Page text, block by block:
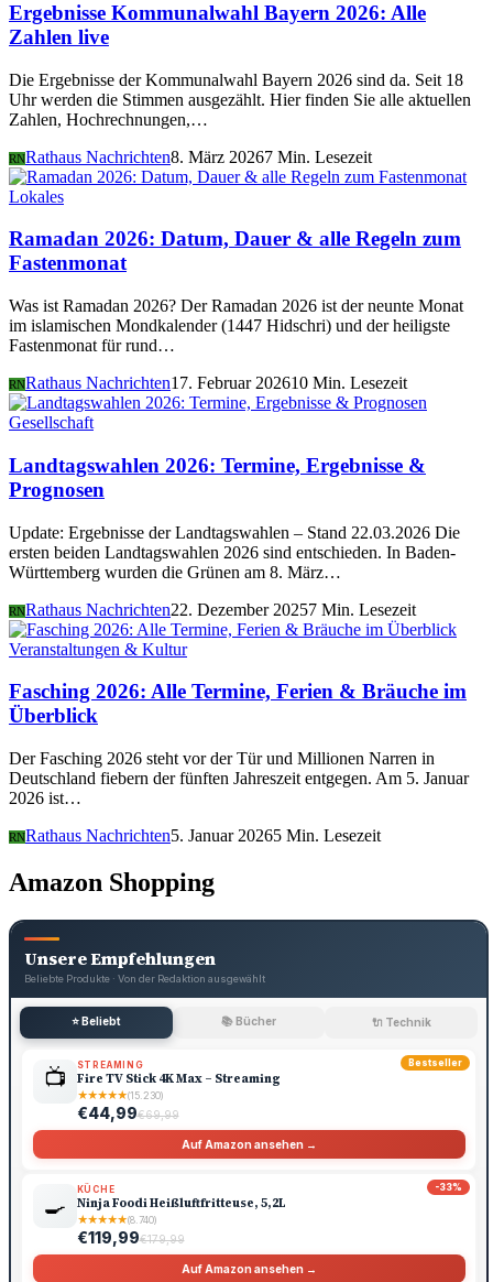
Ergebnisse Kommunalwahl Bayern 2026: Alle
Zahlen live
Die Ergebnisse der Kommunalwahl Bayern 2026 sind da. Seit 18
Uhr werden die Stimmen ausgezählt. Hier finden Sie alle aktuellen
Zahlen, Hochrechnungen,…
RNRathaus Nachrichten8. März 20267 Min. Lesezeit
Lokales
Ramadan 2026: Datum, Dauer & alle Regeln zum
Fastenmonat
Was ist Ramadan 2026? Der Ramadan 2026 ist der neunte Monat
im islamischen Mondkalender (1447 Hidschri) und der heiligste
Fastenmonat für rund…
RNRathaus Nachrichten17. Februar 202610 Min. Lesezeit
Gesellschaft
Landtagswahlen 2026: Termine, Ergebnisse &
Prognosen
Update: Ergebnisse der Landtagswahlen – Stand 22.03.2026 Die
ersten beiden Landtagswahlen 2026 sind entschieden. In Baden-
Württemberg wurden die Grünen am 8. März…
RNRathaus Nachrichten22. Dezember 20257 Min. Lesezeit
Veranstaltungen & Kultur
Fasching 2026: Alle Termine, Ferien & Bräuche im
Überblick
Der Fasching 2026 steht vor der Tür und Millionen Narren in
Deutschland fiebern der fünften Jahreszeit entgegen. Am 5. Januar
2026 ist…
RNRathaus Nachrichten5. Januar 20265 Min. Lesezeit
Amazon Shopping
Unsere Empfehlungen
Beliebte Produkte · Von der Redaktion ausgewählt
⭐ Beliebt 📚 Bücher 🔌 Technik
Bestseller
📺 STREAMING
Fire TV Stick 4K Max – Streaming
★★★★★(15.230)
€44,99€69,99
Auf Amazon ansehen →
-33%
🍳
KÜCHE
Ninja Foodi Heißluftfritteuse, 5,2L
★★★★★(8.740)
€119,99€179,99
Auf Amazon ansehen →